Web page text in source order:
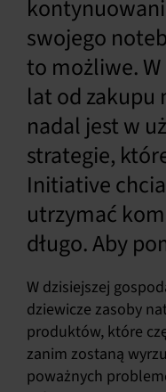
swojego
to możliwe. W
lat od
nadal jest w
strategie,
Initiative
utrzymać
długo. Aby
W dzisiejszej
dziewicze zasoby
produktów, które
zanim zostaną
poważnych